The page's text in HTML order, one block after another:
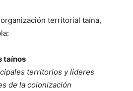
territorial taína,
taínos
territorios y líderes
de la colonización